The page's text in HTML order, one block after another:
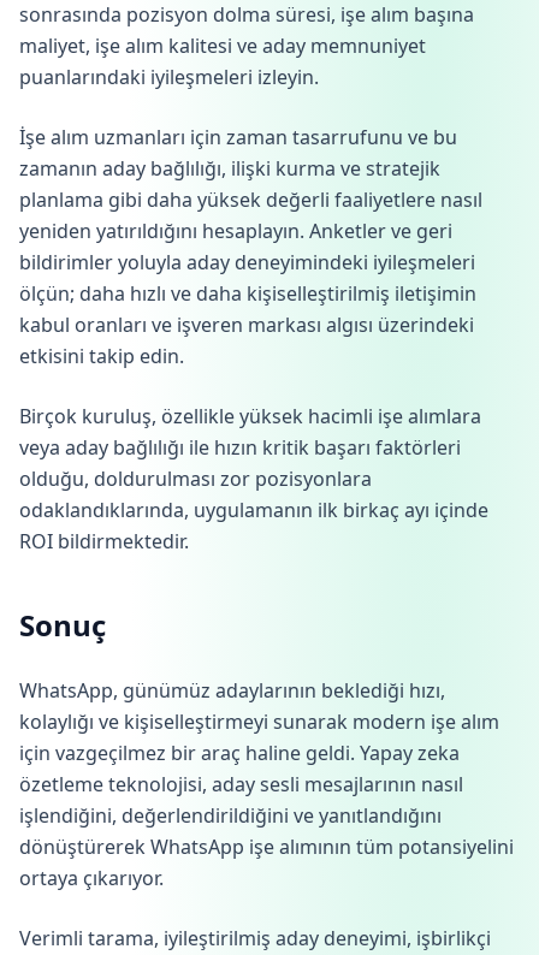
sonrasında pozisyon dolma süresi, işe alım başına
maliyet, işe alım kalitesi ve aday memnuniyet
puanlarındaki iyileşmeleri izleyin.
İşe alım uzmanları için zaman tasarrufunu ve bu
zamanın aday bağlılığı, ilişki kurma ve stratejik
planlama gibi daha yüksek değerli faaliyetlere nasıl
yeniden yatırıldığını hesaplayın. Anketler ve geri
bildirimler yoluyla aday deneyimindeki iyileşmeleri
ölçün; daha hızlı ve daha kişiselleştirilmiş iletişimin
kabul oranları ve işveren markası algısı üzerindeki
etkisini takip edin.
Birçok kuruluş, özellikle yüksek hacimli işe alımlara
veya aday bağlılığı ile hızın kritik başarı faktörleri
olduğu, doldurulması zor pozisyonlara
odaklandıklarında, uygulamanın ilk birkaç ayı içinde
ROI bildirmektedir.
Sonuç
WhatsApp, günümüz adaylarının beklediği hızı,
kolaylığı ve kişiselleştirmeyi sunarak modern işe alım
için vazgeçilmez bir araç haline geldi. Yapay zeka
özetleme teknolojisi, aday sesli mesajlarının nasıl
işlendiğini, değerlendirildiğini ve yanıtlandığını
dönüştürerek WhatsApp işe alımının tüm potansiyelini
ortaya çıkarıyor.
Verimli tarama, iyileştirilmiş aday deneyimi, işbirlikçi